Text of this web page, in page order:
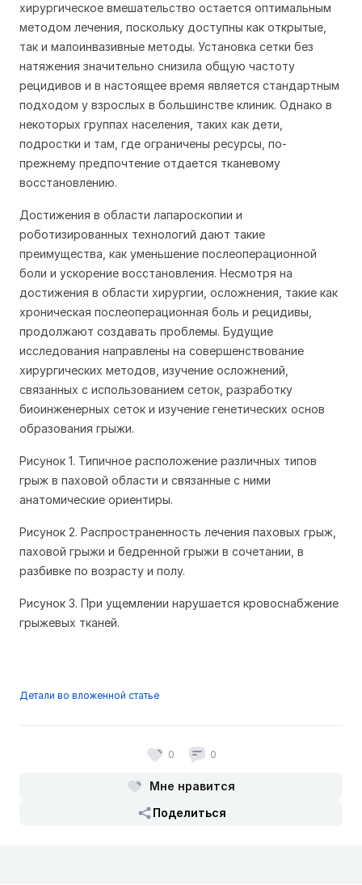
хирургическое вмешательство остается оптимальным
методом лечения, поскольку доступны как открытые,
так и малоинвазивные методы. Установка сетки без
натяжения значительно снизила общую частоту
рецидивов и в настоящее время является стандартным
подходом у взрослых в большинстве клиник. Однако в
некоторых группах населения, таких как дети,
подростки и там, где ограничены ресурсы, по-
прежнему предпочтение отдается тканевому
восстановлению.
Достижения в области лапароскопии и
роботизированных технологий дают такие
преимущества, как уменьшение послеоперационной
боли и ускорение восстановления. Несмотря на
достижения в области хирургии, осложнения, такие как
хроническая послеоперационная боль и рецидивы,
продолжают создавать проблемы. Будущие
исследования направлены на совершенствование
хирургических методов, изучение осложнений,
связанных с использованием сеток, разработку
биоинженерных сеток и изучение генетических основ
образования грыжи.
Рисунок 1. Типичное расположение различных типов
грыж в паховой области и связанные с ними
анатомические ориентиры.
Рисунок 2. Распространенность лечения паховых грыж,
паховой грыжи и бедренной грыжи в сочетании, в
разбивке по возрасту и полу.
Рисунок 3. При ущемлении нарушается кровоснабжение
грыжевых тканей.
Детали во вложенной статье
0 0
Мне нравится
Поделиться